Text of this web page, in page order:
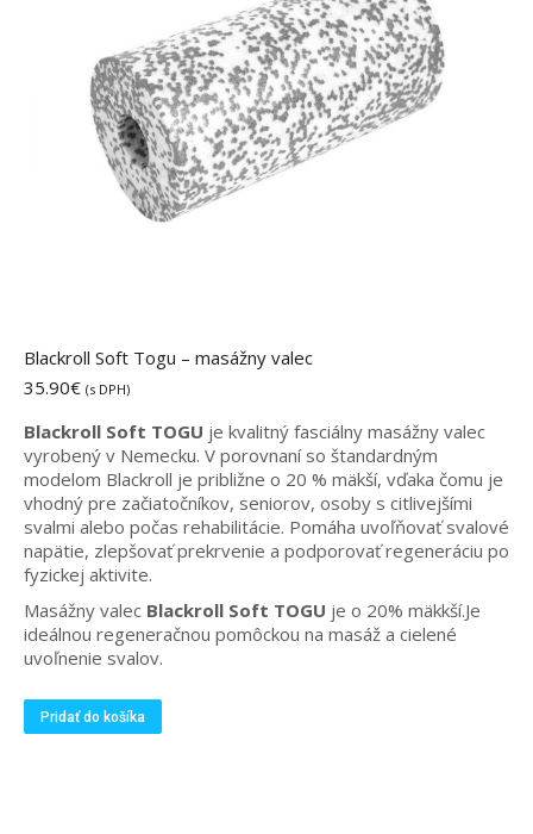
Blackroll Soft Togu – masážny valec
35.90€ (s DPH)
Blackroll Soft TOGU je kvalitný fasciálny masážny valec
vyrobený v Nemecku. V porovnaní so štandardným
modelom Blackroll je približne o 20 % mäkší, vďaka čomu je
vhodný pre začiatočníkov, seniorov, osoby s citlivejšími
svalmi alebo počas rehabilitácie. Pomáha uvoľňovať svalové
napätie, zlepšovať prekrvenie a podporovať regeneráciu po
fyzickej aktivite.
Masážny valec Blackroll Soft TOGU je o 20% mäkkší.Je
ideálnou regeneračnou pomôckou na masáž a cielené
uvoľnenie svalov.
Pridať do košíka